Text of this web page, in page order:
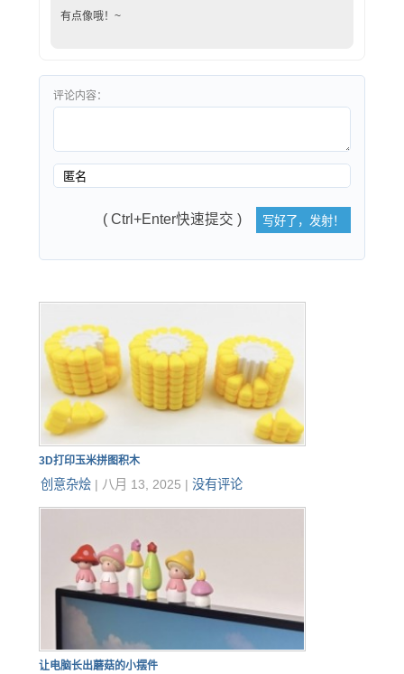
有点像哦！~
评论内容：
( Ctrl+Enter快速提交 )
3D打印玉米拼图积木
创意杂烩| 八月 13, 2025 | 没有评论
让电脑长出蘑菇的小摆件